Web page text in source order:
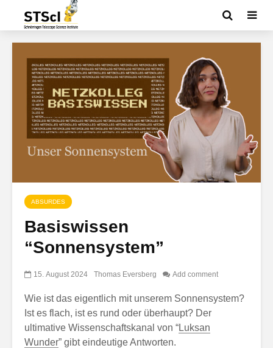
ABSURDES
Basiswissen
“Sonnensystem”
15. August 2024 Thomas Eversberg Add comment
Wie ist das eigentlich mit unserem Sonnensystem?
Ist es flach, ist es rund oder überhaupt? Der
ultimative Wissenschaftskanal von “Luksan
Wunder” gibt eindeutige Antworten.